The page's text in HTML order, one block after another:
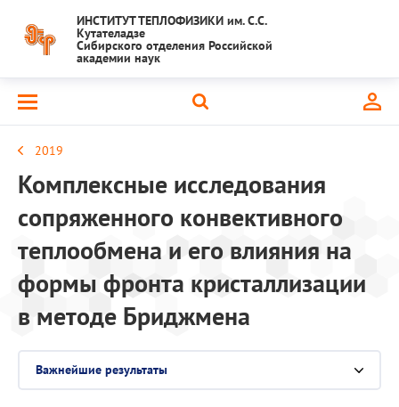
ИНСТИТУТ ТЕПЛОФИЗИКИ им. С.С.
Кутателадзе
Сибирского отделения Российской
академии наук
2019
Комплексные исследования
сопряженного конвективного
теплообмена и его влияния на
формы фронта кристаллизации
в методе Бриджмена
Важнейшие результаты
Выберите раздел